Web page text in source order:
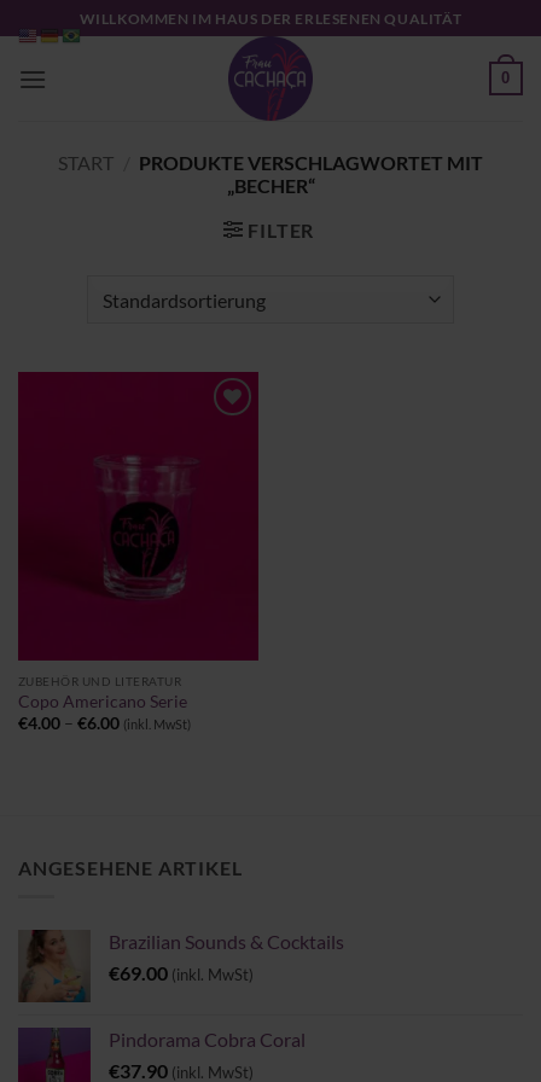
Inhalt
springen
WILLKOMMEN IM HAUS DER ERLESENEN QUALITÄT
0
START
PRODUKTE VERSCHLAGWORTET MIT
„BECHER“
FILTER
ZUBEHÖR UND LITERATUR
Copo Americano Serie
€4.00 – €6.00Preisspanne:
(inkl. MwSt)
ANGESEHENE ARTIKEL
Brazilian Sounds & Cocktails
€69.00 (inkl. MwSt)
Pindorama Cobra Coral
€37.90 (inkl. MwSt)